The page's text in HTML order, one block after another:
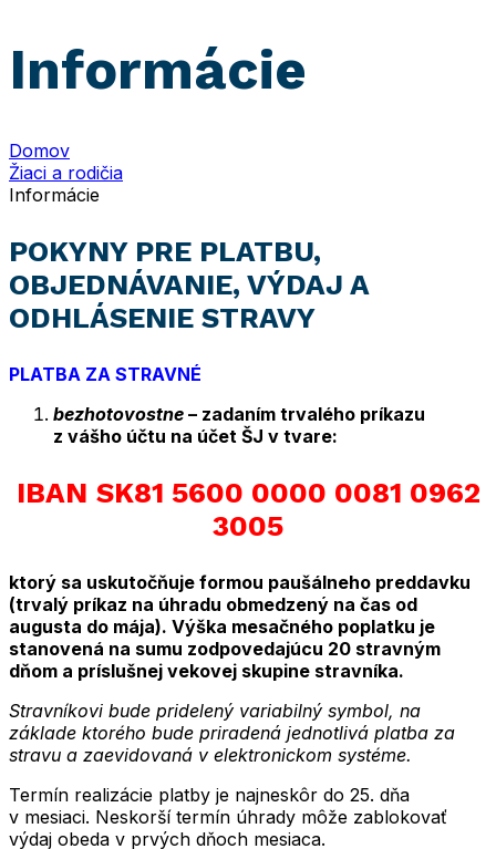
Informácie
Domov
Žiaci a rodičia
Informácie
POKYNY PRE PLATBU,
OBJEDNÁVANIE, VÝDAJ A
ODHLÁSENIE STRAVY
PLATBA ZA STRAVNÉ
bezhotovostne – zadaním trvalého príkazu
z vášho účtu na účet ŠJ v tvare:
IBAN SK81 5600 0000 0081 0962
3005
ktorý sa uskutočňuje formou paušálneho preddavku
(trvalý príkaz na úhradu obmedzený na čas od
augusta do mája). Výška mesačného poplatku je
stanovená na sumu zodpovedajúcu 20 stravným
dňom a príslušnej vekovej skupine stravníka.
Stravníkovi bude pridelený variabilný symbol, na
základe ktorého bude priradená jednotlivá platba za
stravu a zaevidovaná v elektronickom systéme.
Termín realizácie platby je najneskôr do 25. dňa
v mesiaci. Neskorší termín úhrady môže zablokovať
výdaj obeda v prvých dňoch mesiaca.